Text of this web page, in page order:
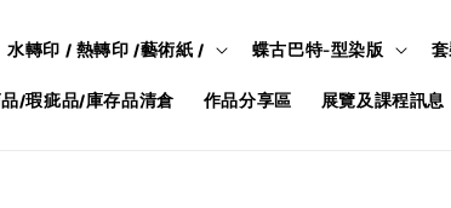
水轉印 / 熱轉印 /藝術紙 / 蝶古巴特-型染版
/瑕疵品/庫存品清倉 作品分享區 展覽及課程訊息